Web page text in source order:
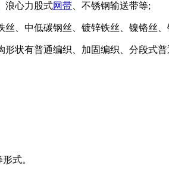
、浪心力股式网带 、不锈钢输送带等;
、中低碳钢丝、镀锌铁丝、镍铬丝、
状有普通编织、加固编织、分段式普
式。